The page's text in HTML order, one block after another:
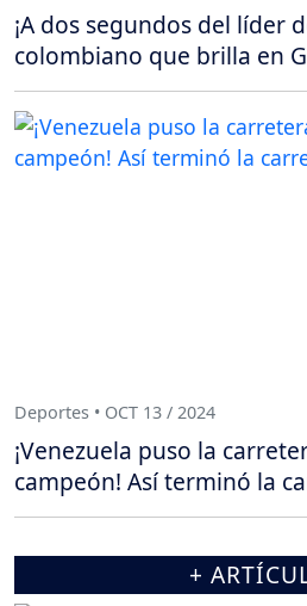
¡A dos segundos del líder
colombiano que brilla en
Deportes • OCT 13 / 2024
¡Venezuela puso la
campeón! Así terminó la
+